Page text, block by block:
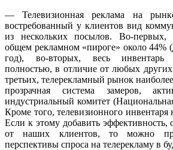
— Телевизионная реклама на
востребованный у клиентов вид
из нескольких посылов. Во-первых,
общем рекламном «пироге» около 44%
год), во-вторых, весь инвентарь
полностью, в отличие от любых
третьих, телерекламный рынок
прозрачная система замеров,
индустриальный комитет
Кроме того, телевизионного инвентаря
Если к этому добавить
от наших клиентов, то можно
перспективы спроса на телерекламу в